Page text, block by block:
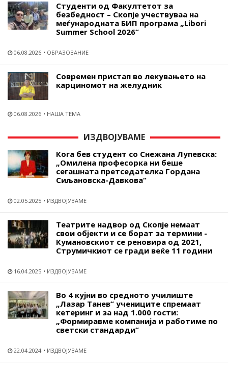
Студенти од Факултетот за
безбедност – Скопје учествуваа на
меѓународната БИП програма „Libori
Summer School 2026“
06.08.2026 ОБРАЗОВАНИЕ
Современ пристап во лекувањето на
карциномот на желудник
06.08.2026 НАША ТЕМА
ИЗДВОЈУВАМЕ
Кога бев студент со Снежана Лупевска:
„Омилена професорка ни беше
сегашната претседателка Гордана
Сиљановска-Давкова“
02.05.2025 ИЗДВОЈУВАМЕ
Театрите надвор од Скопје немаат
свои објекти и се борат за термини -
Кумановскиот се реновира од 2021,
Струмичкиот се гради веќе 11 години
16.04.2025 ИЗДВОЈУВАМЕ
Во 4 кујни во средното училиште
„Лазар Танев“ учениците спремаат
кетеринг и за над 1.000 гости:
„Формиравме компанија и работиме по
светски стандарди“
22.04.2024 ИЗДВОЈУВАМЕ